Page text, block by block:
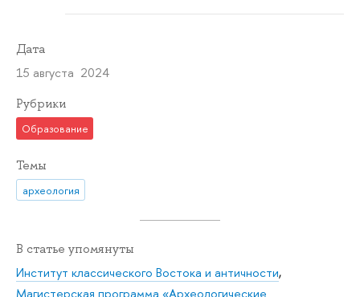
Дата
15 августа 2024
Рубрики
Образование
Темы
археология
В статье упомянуты
Институт классического Востока и античности,
Магистерская программа «Археологические